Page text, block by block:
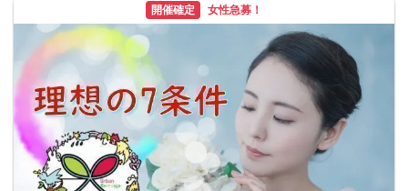
開催確定 女性急募！